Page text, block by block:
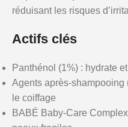
réduisant les risques
Actifs clés
Panthénol (1%) : hydrate
Agents après-shampooing
le coiffage
BABÉ Baby-Care